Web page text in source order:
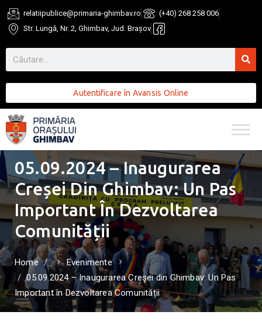
relatiipublice@primaria-ghimbav.ro
(+40) 268 258 006
Str. Lungă, Nr. 2, Ghimbav, Jud. Brașov
Autentificare în Avansis Online
05.09.2024 – Inaugurarea
Creșei Din Ghimbav: Un Pas
Important În Dezvoltarea
Comunității
Home
Evenimente
05.09.2024 – Inaugurarea Creșei din Ghimbav: Un Pas
Important în Dezvoltarea Comunității